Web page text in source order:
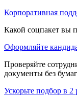
Корпоративная
Какой соцпакет вы
Оформляйте
Проверяйте
документы без
Ускорьте подбор в 2